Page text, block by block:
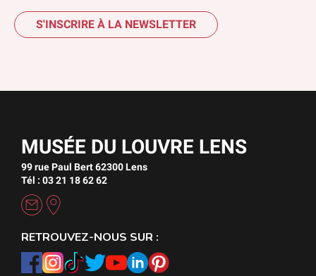
S'INSCRIRE À LA NEWSLETTER
MUSÉE DU LOUVRE LENS
99 rue Paul Bert 62300 Lens
Tél : 03 21 18 62 62
RETROUVEZ-NOUS SUR :